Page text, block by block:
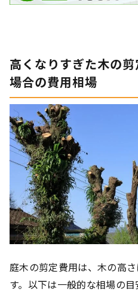
高くなりすぎた木の
場合の費用相場
庭木の剪定費用は、木の高
す。以下は一般的な相場の目